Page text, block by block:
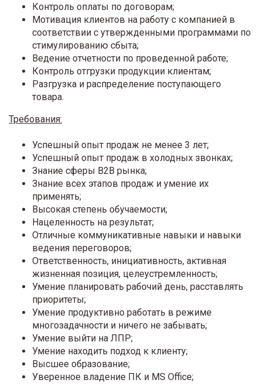
Контроль оплаты по договорам;
Мотивация клиентов на работу с компанией в
соответствии с утвержденными программами по
стимулированию сбыта;
Ведение отчетности по проведенной работе;
Контроль отгрузки продукции клиентам;
Разгрузка и распределение поступающего
товара.
Требования:
Успешный опыт продаж не менее 3 лет;
Успешный опыт продаж в холодных звонках;
Знание сферы B2B рынка;
Знание всех этапов продаж и умение их
применять;
Высокая степень обучаемости;
Нацеленность на результат;
Отличные коммуникативные навыки и навыки
ведения переговоров;
Ответственность, инициативность, активная
жизненная позиция, целеустремленность;
Умение планировать рабочий день, расставлять
приоритеты;
Умение продуктивно работать в режиме
многозадачности и ничего не забывать;
Умение выйти на ЛПР;
Умение находить подход к клиенту;
Высшее образование;
Уверенное владение ПК и MS Office;